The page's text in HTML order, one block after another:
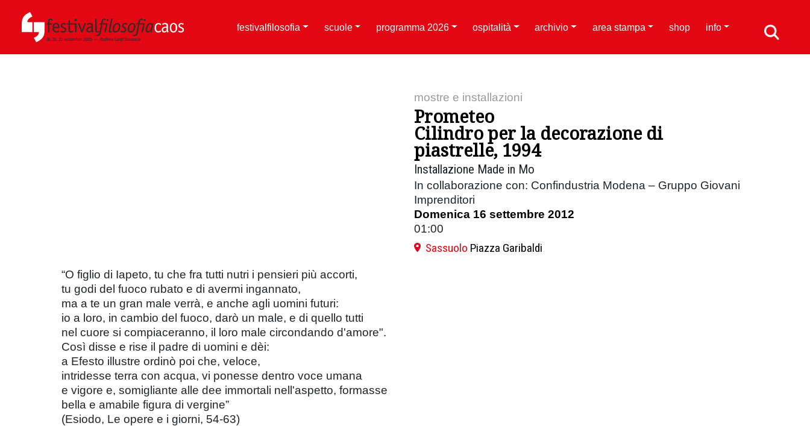
festivalfilosofia scuole programma 2026 ospitalità archivio area stampa shop info
mostre e installazioni
Prometeo
Cilindro per la decorazione di
piastrelle, 1994
Installazione Made in Mo
In collaborazione con: Confindustria Modena – Gruppo Giovani
Imprenditori
Domenica 16 settembre 2012
01:00
Sassuolo Piazza Garibaldi
“O figlio di Iapeto, tu che fra tutti nutri i pensieri più accorti,
tu godi del fuoco rubato e di avermi ingannato,
ma a te un gran male verrà, e anche agli uomini futuri:
io a loro, in cambio del fuoco, darò un male, e di quello tutti
nel cuore si compiaceranno, il loro male circondando d'amore".
Così disse e rise il padre di uomini e dèi:
a Efesto illustre ordinò poi che, veloce,
intridesse terra con acqua, vi ponesse dentro voce umana
e vigore e, somigliante alle dee immortali nell'aspetto, formasse
bella e amabile figura di vergine”
(Esiodo, Le opere e i giorni, 54-63)